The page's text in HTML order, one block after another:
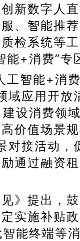
创新数字人
、智能推
检系统等
能+消费”专
工智能+消
域应用开放
设消费领
价值场景
对接活动，
通过融资
》提出，
实施补贴
能终端等